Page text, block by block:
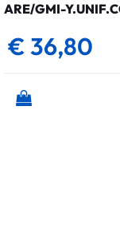
ARE/GMI-
€ 36,80
Quantità